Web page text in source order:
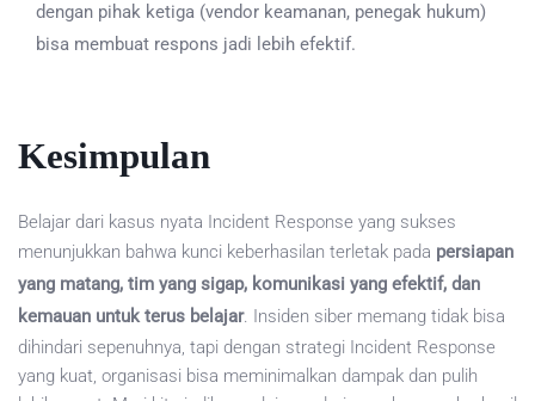
dengan pihak ketiga (vendor keamanan, penegak hukum)
bisa membuat respons jadi lebih efektif.
Kesimpulan
Belajar dari kasus nyata Incident Response yang sukses
menunjukkan bahwa kunci keberhasilan terletak pada persiapan
yang matang, tim yang sigap, komunikasi yang efektif, dan
kemauan untuk terus belajar. Insiden siber memang tidak bisa
dihindari sepenuhnya, tapi dengan strategi Incident Response
yang kuat, organisasi bisa meminimalkan dampak dan pulih